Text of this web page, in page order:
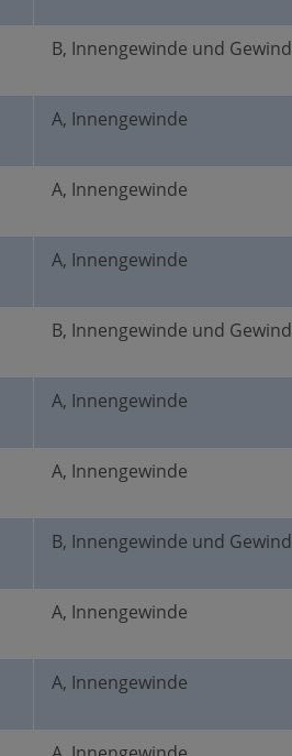
B, Innengewinde und
A, Innengewinde
A, Innengewinde
A, Innengewinde
B, Innengewinde und
A, Innengewinde
A, Innengewinde
B, Innengewinde und
A, Innengewinde
A, Innengewinde